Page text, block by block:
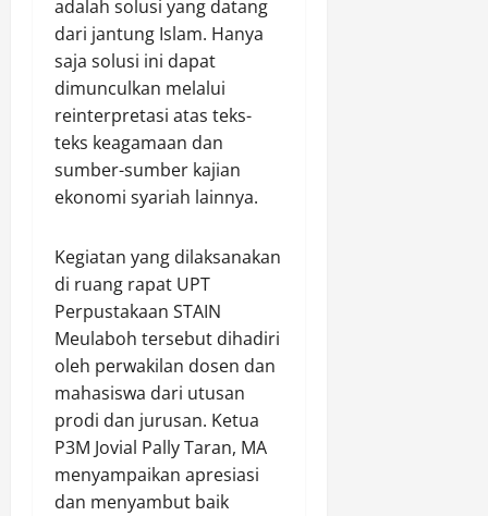
adalah solusi yang datang
dari jantung Islam. Hanya
saja solusi ini dapat
dimunculkan melalui
reinterpretasi atas teks-
teks keagamaan dan
sumber-sumber kajian
ekonomi syariah lainnya.
Kegiatan yang dilaksanakan
di ruang rapat UPT
Perpustakaan STAIN
Meulaboh tersebut dihadiri
oleh perwakilan dosen dan
mahasiswa dari utusan
prodi dan jurusan. Ketua
P3M Jovial Pally Taran, MA
menyampaikan apresiasi
dan menyambut baik